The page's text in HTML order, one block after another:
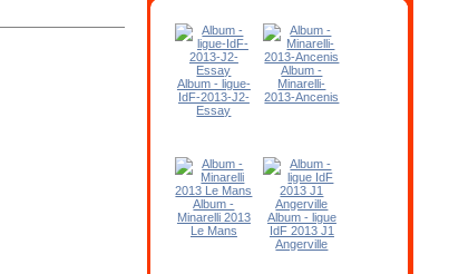
Album - ligue-
IdF-2013-J2-
Essay
Album -
Minarelli-
2013-Ancenis
Album -
Minarelli 2013
Le Mans
Album - ligue
IdF 2013 J1
Angerville